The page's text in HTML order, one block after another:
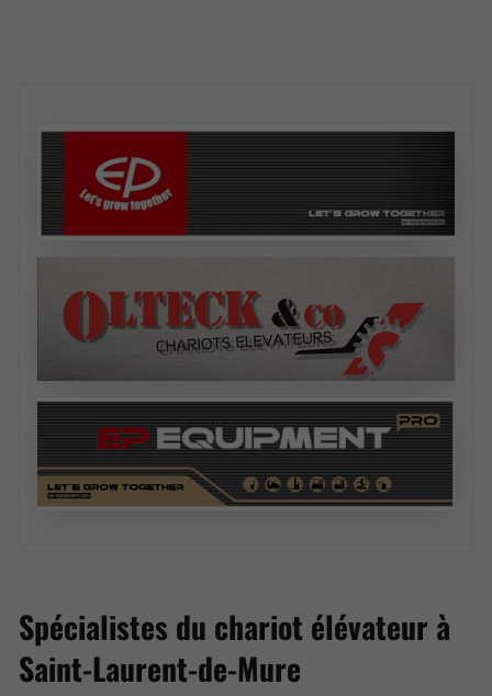
Spécialistes du chariot élévateur à
Saint-Laurent-de-Mure